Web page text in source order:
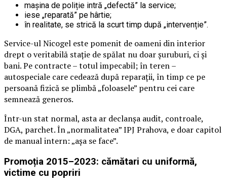
mașina de poliție intră „defectă” la service;
iese „reparată” pe hârtie;
în realitate, se strică la scurt timp după „intervenție”.
Service-ul Nicogel este pomenit de oameni din interior
drept o veritabilă stație de spălat nu doar șuruburi, ci și
bani. Pe contracte – totul impecabil; în teren –
autospeciale care cedează după reparații, în timp ce pe
persoană fizică se plimbă „foloasele” pentru cei care
semnează generos.
Într-un stat normal, asta ar declanșa audit, controale,
DGA, parchet. În „normalitatea” IPJ Prahova, e doar capitol
de manual intern: „așa se face”.
Promoția 2015–2023: cămătari cu uniformă,
victime cu popriri